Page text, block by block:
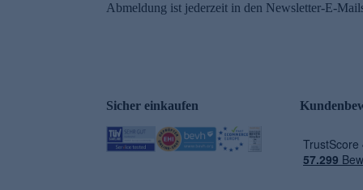
Abmeldung ist jederzeit in den Newsletter-E-
Sicher einkaufen